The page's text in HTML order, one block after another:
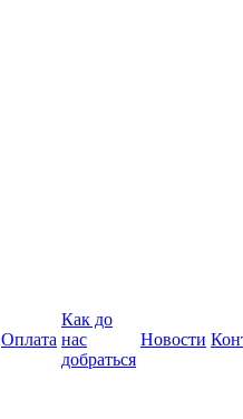
Оплата
Как до
нас
добраться
Новости